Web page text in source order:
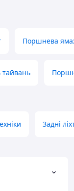
Поршнева
тайвань
Задні